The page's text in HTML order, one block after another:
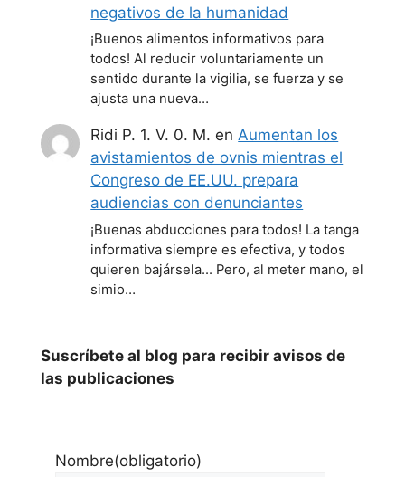
negativos de la humanidad
¡Buenos alimentos informativos para
todos! Al reducir voluntariamente un
sentido durante la vigilia, se fuerza y se
ajusta una nueva…
Ridi P. 1. V. 0. M. enAumentan los
avistamientos de ovnis mientras el
Congreso de EE.UU. prepara
audiencias con denunciantes
¡Buenas abducciones para todos! La tanga
informativa siempre es efectiva, y todos
quieren bajársela... Pero, al meter mano, el
simio…
Suscríbete al blog para recibir avisos de
las publicaciones
Nombre(obligatorio)